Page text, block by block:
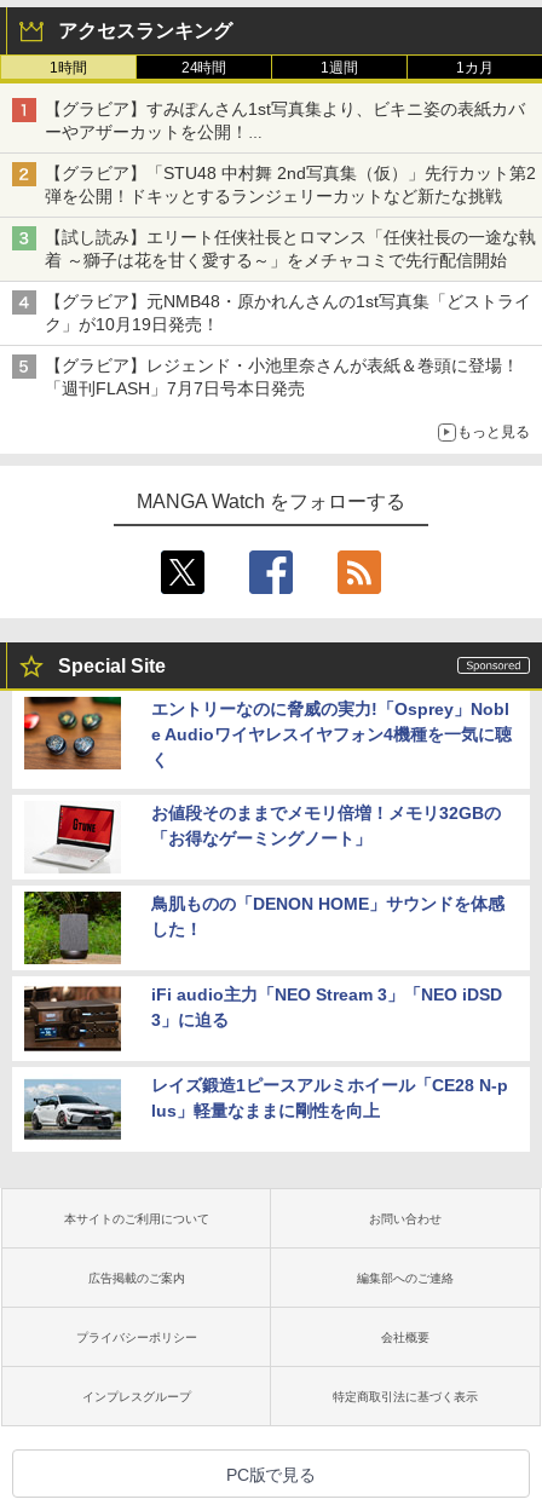
アクセスランキング
1時間 24時間 1週間 1カ月
【グラビア】すみぽんさん1st写真集より、ビキニ姿の表紙カバ
ーやアザーカットを公開！
タイトルは「offcourt（オフコート）」に決定
【グラビア】「STU48 中村舞 2nd写真集（仮）」先行カット第2
弾を公開！ドキッとするランジェリーカットなど新たな挑戦
【試し読み】エリート任侠社長とロマンス「任侠社長の一途な執
着 ～獅子は花を甘く愛する～」をメチャコミで先行配信開始
【グラビア】元NMB48・原かれんさんの1st写真集「どストライ
ク」が10月19日発売！
【グラビア】レジェンド・小池里奈さんが表紙＆巻頭に登場！
「週刊FLASH」7月7日号本日発売
もっと見る
MANGA Watch をフォローする
Special Site
エントリーなのに脅威の実力!「Osprey」Nobl
e Audioワイヤレスイヤフォン4機種を一気に聴
く
お値段そのままでメモリ倍増！メモリ32GBの
「お得なゲーミングノート」
鳥肌ものの「DENON HOME」サウンドを体感
した！
iFi audio主力「NEO Stream 3」「NEO iDSD
3」に迫る
レイズ鍛造1ピースアルミホイール「CE28 N-p
lus」軽量なままに剛性を向上
本サイトのご利用について お問い合わせ
広告掲載のご案内 編集部へのご連絡
プライバシーポリシー 会社概要
インプレスグループ 特定商取引法に基づく表示
PC版で見る